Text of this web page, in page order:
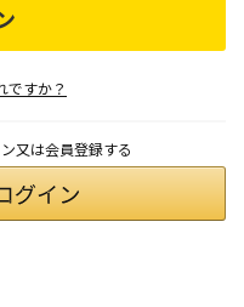
ですか？
又は会員登録する